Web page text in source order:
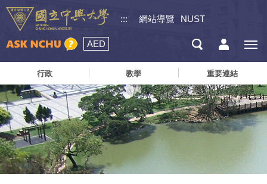
::: 網站導覽 NUST
AED
行政 教學 重要連結